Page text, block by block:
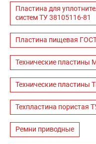
Пластина для
систем ТУ 38105116-81
Пластина пищевая
Технические пластины
Технические пластины
Техпластина пористая
Ремни приводные